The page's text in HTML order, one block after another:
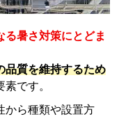
る暑さ対策にとどま
品質を維持するため
です。
から種類や設置方